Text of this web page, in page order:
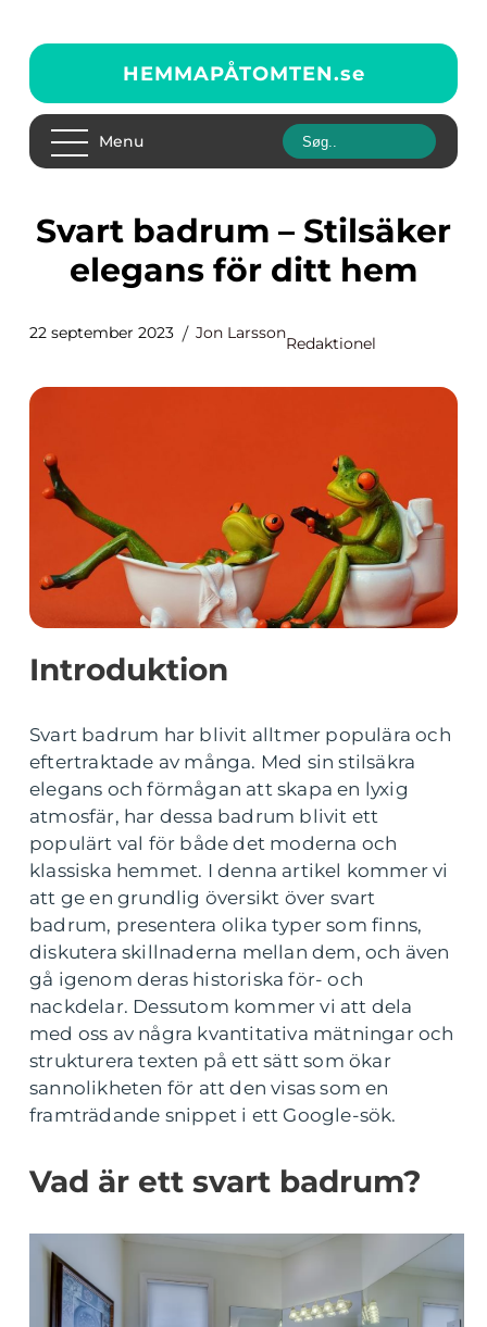
HEMMAPÅTOMTEN.se
Menu
Svart badrum – Stilsäker
elegans för ditt hem
22 september 2023 Jon Larsson
Redaktionel
Introduktion
Svart badrum har blivit alltmer populära och
eftertraktade av många. Med sin stilsäkra
elegans och förmågan att skapa en lyxig
atmosfär, har dessa badrum blivit ett
populärt val för både det moderna och
klassiska hemmet. I denna artikel kommer vi
att ge en grundlig översikt över svart
badrum, presentera olika typer som finns,
diskutera skillnaderna mellan dem, och även
gå igenom deras historiska för- och
nackdelar. Dessutom kommer vi att dela
med oss av några kvantitativa mätningar och
strukturera texten på ett sätt som ökar
sannolikheten för att den visas som en
framträdande snippet i ett Google-sök.
Vad är ett svart badrum?